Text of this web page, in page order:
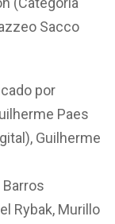
Sacco
por
Paes
Guilherme
Rybak, Murillo